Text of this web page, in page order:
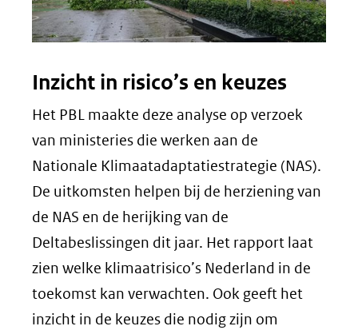
andere
Inzicht in risico’s en keuzes
Het PBL maakte deze analyse op verzoek
van ministeries die werken aan de
Nationale Klimaatadaptatiestrategie (NAS).
De uitkomsten helpen bij de herziening van
de NAS en de herijking van de
Deltabeslissingen dit jaar. Het rapport laat
zien welke klimaatrisico’s Nederland in de
toekomst kan verwachten. Ook geeft het
inzicht in de keuzes die nodig zijn om